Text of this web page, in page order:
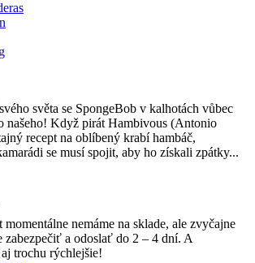
světa se SpongeBob v kalhotách vůbec
našeho! Když pirát Hambivous (Antonio
recept na oblíbený krabí hambáč,
se musí spojit, aby ho získali zpátky...
momentálne nemáme na sklade, ale zvyčajne
zabezpečiť a odoslať do 2 – 4 dní. A
trochu rýchlejšie!